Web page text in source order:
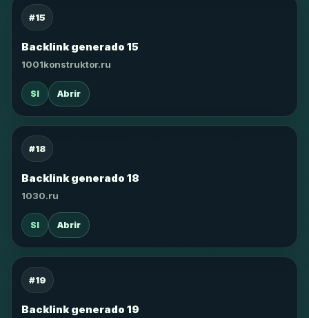
#15
Backlink generado 15
1001konstruktor.ru
SI Abrir
#18
Backlink generado 18
1030.ru
SI Abrir
#19
Backlink generado 19